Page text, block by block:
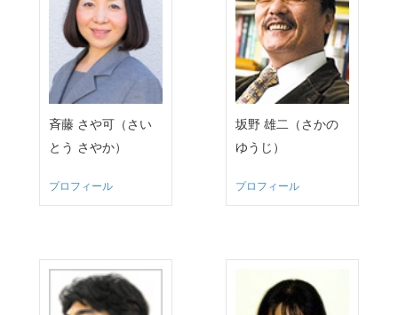
斉藤 さや可（さい
とう さやか）
プロフィール
坂野 雄二（さかの
ゆうじ）
プロフィール